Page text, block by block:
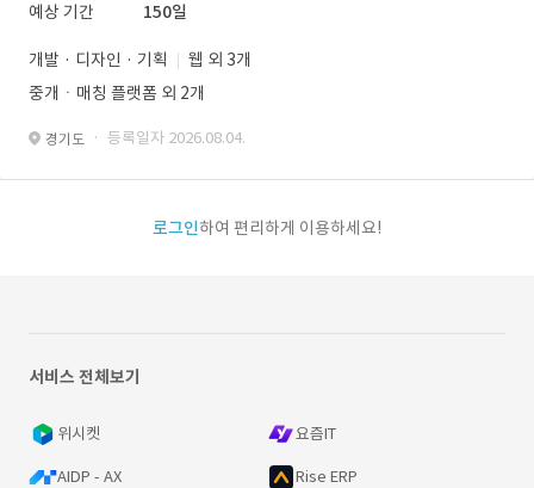
예상 기간
150일
개발 · 디자인 · 기획
웹 외 3개
중개ㆍ매칭 플랫폼 외 2개
경기도 · 등록일자 2026.08.04.
로그인하여 편리하게 이용하세요!
서비스 전체보기
위시켓 요즘IT
AIDP - AX Rise ERP